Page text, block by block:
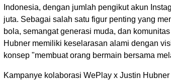
Indonesia, dengan jumlah pengikut akun
juta. Sebagai salah satu figur penting yang
bola, semangat generasi muda, dan
Hubner memiliki keselarasan alami dengan
konsep "membuat orang bermain bersama
Kampanye kolaborasi WePlay x Justin